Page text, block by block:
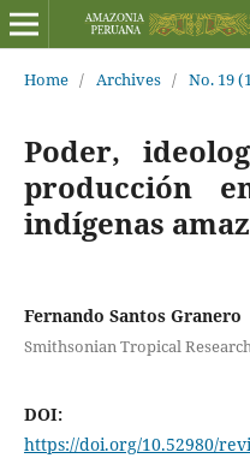
Home / Archives / No. 19
Poder,
producción
indígenas
Fernando Santos Granero
Smithsonian Tropical
DOI:
https://doi.org/10.52980/